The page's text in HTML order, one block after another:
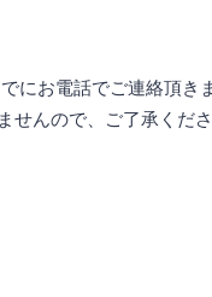
にお電話でご連絡頂き
んので、ご了承くださ